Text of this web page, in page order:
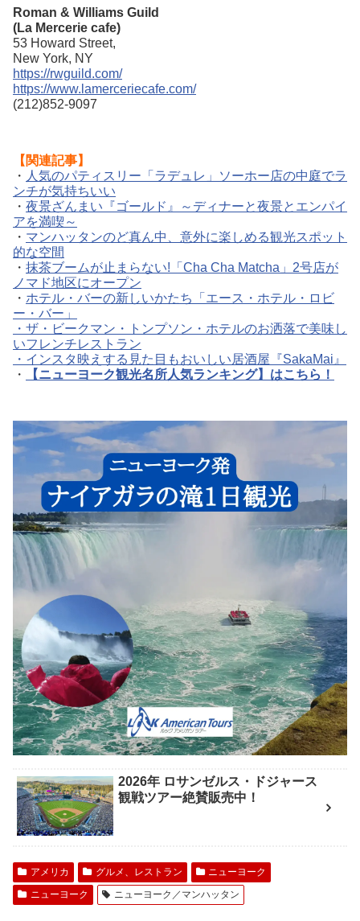
Roman & Williams Guild
(La Mercerie cafe)
53 Howard Street,
New York, NY
https://rwguild.com/
https://www.lamerceriecafe.com/
(212)852-9097
【関連記事】
・ 人気のパティスリー「ラデュレ」ソーホー店の中庭でラ
ンチが気持ちいい
・ 夜景ざんまい『ゴールド』～ディナーと夜景とエンパイ
アを満喫～
・ マンハッタンのど真ん中、意外に楽しめる観光スポット
的な空間
・ 抹茶ブームが止まらない!「Cha Cha Matcha」2号店が
ノマド地区にオープン
・ ホテル・バーの新しいかたち「エース・ホテル・ロビ
ー・バー」
・ ザ・ビークマン・トンプソン・ホテルのお洒落で美味し
いフレンチレストラン
・ インスタ映えする見た目もおいしい居酒屋『SakaMai』
・
【ニューヨーク観光名所人気ランキング】はこちら！
2026年 ロサンゼルス・ドジャース
観戦ツアー絶賛販売中！
アメリカ グルメ、レストラン
ニューヨーク
ニューヨーク
ニューヨーク／マンハッタン